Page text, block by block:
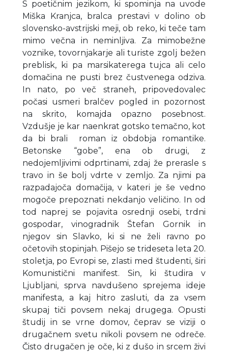
S poetičnim jezikom, ki spominja na uvode
Miška Kranjca, bralca prestavi v dolino ob
slovensko-avstrijski meji, ob reko, ki teče tam
mimo večna in neminljiva. Za mimobežne
voznike, tovornjakarje ali turiste zgolj bežen
preblisk, ki pa marsikaterega tujca ali celo
domačina ne pusti brez čustvenega odziva.
In nato, po več straneh, pripovedovalec
počasi usmeri bralčev pogled in pozornost
na skrito, komajda opazno posebnost.
Vzdušje je kar naenkrat gotsko temačno, kot
da bi brali roman iz obdobja romantike.
Betonske “gobe”, ena ob drugi, z
nedojemljivimi odprtinami, zdaj že prerasle s
travo in še bolj vdrte v zemljo. Za njimi pa
razpadajoča domačija, v kateri je še vedno
mogoče prepoznati nekdanjo veličino. In od
tod naprej se pojavita osrednji osebi, trdni
gospodar, vinogradnik Štefan Gornik in
njegov sin Slavko, ki si ne želi ravno po
očetovih stopinjah. Pišejo se trideseta leta 20.
stoletja, po Evropi se, zlasti med študenti, širi
Komunistični manifest. Sin, ki študira v
Ljubljani, sprva navdušeno sprejema ideje
manifesta, a kaj hitro zasluti, da za vsem
skupaj tiči povsem nekaj drugega. Opusti
študij in se vrne domov, čeprav se viziji o
drugačnem svetu nikoli povsem ne odreče.
Čisto drugačen je oče, ki z dušo in srcem živi